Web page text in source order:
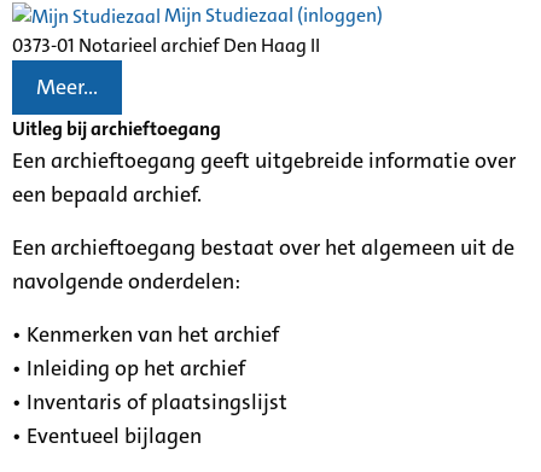
Mijn Studiezaal (inloggen)
0373-01 Notarieel archief Den Haag II
Meer...
Uitleg bij archieftoegang
Een archieftoegang geeft uitgebreide informatie over
een bepaald archief.
Een archieftoegang bestaat over het algemeen uit de
navolgende onderdelen:
• Kenmerken van het archief
• Inleiding op het archief
• Inventaris of plaatsingslijst
• Eventueel bijlagen